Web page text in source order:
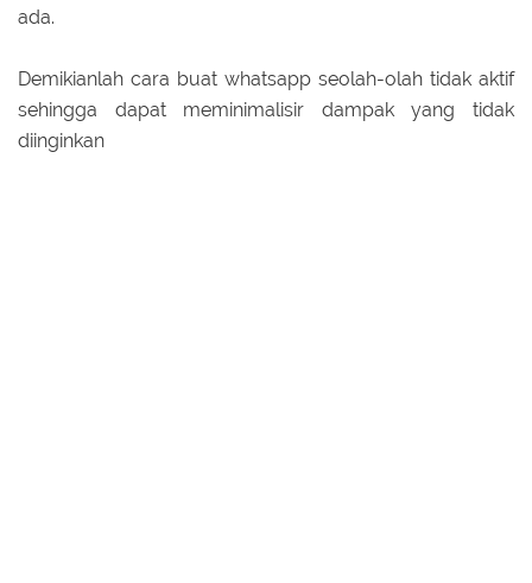
ada.
Demikianlah cara buat whatsapp seolah-olah tidak aktif
sehingga dapat meminimalisir dampak yang tidak
diinginkan